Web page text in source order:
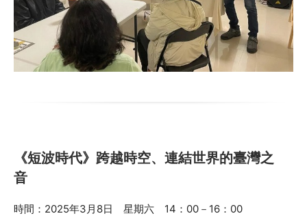
《短波時代》跨越時空、連結世界的臺灣之
音
時間：2025年3月8日 星期六 14：00－16：00